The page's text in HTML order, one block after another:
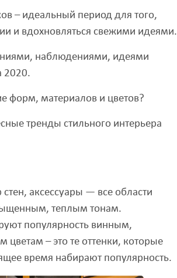
– идеальный период для того,
и вдохновляться свежими идеями.
наблюдениями, идеями
2020.
форм, материалов и цветов?
тренды стильного интерьера
аксессуары — все области
теплым тонам.
популярность винным,
цветам – это те оттенки, которые
время набирают популярность.